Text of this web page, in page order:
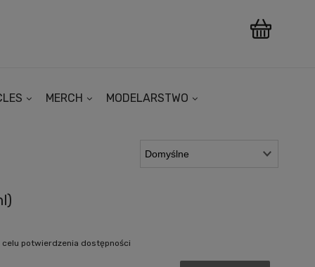
MERCH MODELARSTWO
potwierdzenia dostępności